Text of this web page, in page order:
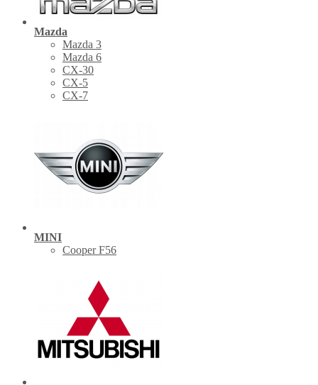
Mazda
Mazda 3
Mazda 6
CX-30
СХ-5
CX-7
MINI
Cooper F56